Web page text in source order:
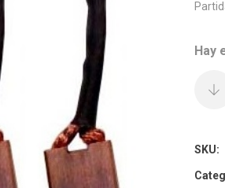
Hay
SKU: